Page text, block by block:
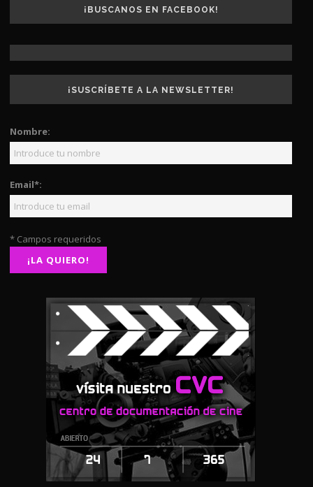
¡BUSCANOS EN FACEBOOK!
¡SUSCRÍBETE A LA NEWSLETTER!
Nombre:
Email*:
* Campos requeridos